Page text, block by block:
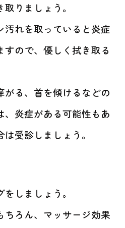
りましょう。
汚れを取っていると炎症
ので、優しく拭き取る
がる、首を傾けるなどの
炎症がある可能性もあ
受診しましょう。
しましょう。
ちろん、マッサージ効果